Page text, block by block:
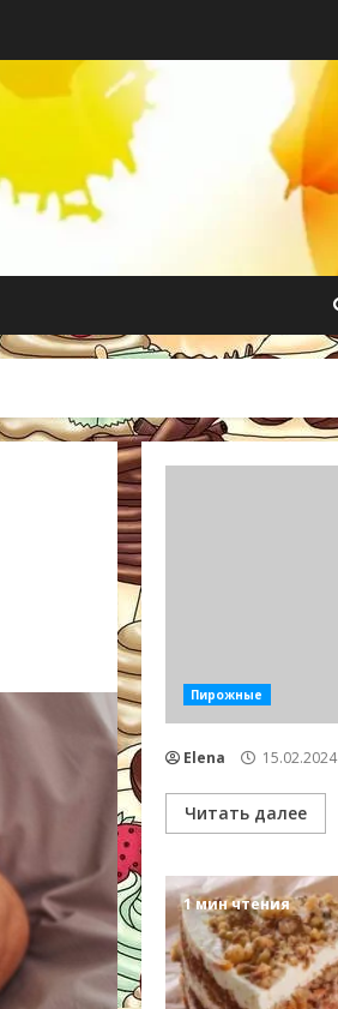
Пирожные
Elena 15.02.2024
Читать далее
1 мин чтения